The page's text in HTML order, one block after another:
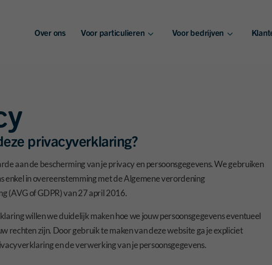
Over ons Voor particulieren Voor bedrijven
privacyverklaring?
aan de bescherming van je privacy en persoonsgegevens. We gebruiken
enkel in overeenstemming met de Algemene verordening
(AVG of GDPR) van 27 april 2016.
willen we duidelijk maken hoe we jouw persoonsgegevens eventueel
rechten zijn. Door gebruik te maken van deze website ga je expliciet
en de verwerking van je persoonsgegevens.